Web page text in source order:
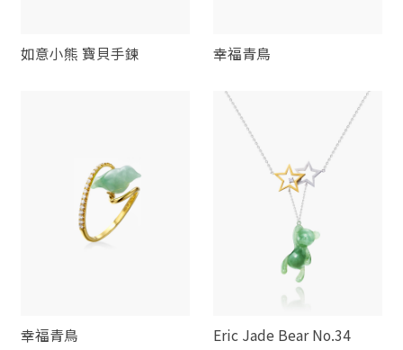
如意小熊 寶貝手鍊 幸福青鳥
幸福青鳥 Eric Jade Bear No.34